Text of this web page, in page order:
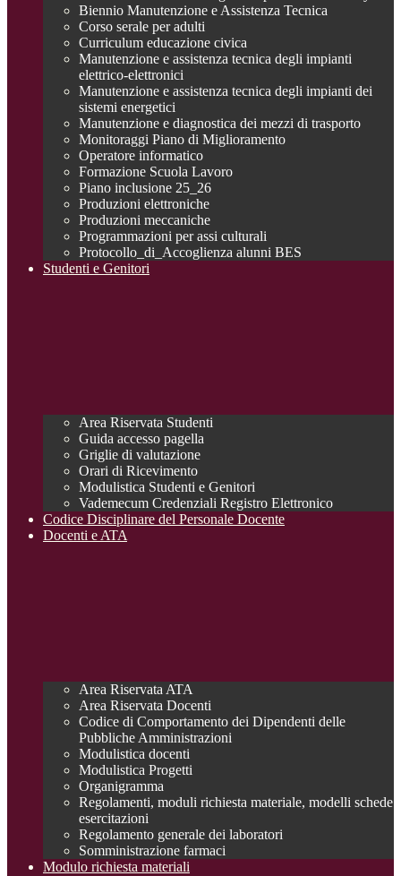
Biennio Manutenzione e Assistenza Tecnica
Corso serale per adulti
Curriculum educazione civica
Manutenzione e assistenza tecnica degli impianti
elettrico-elettronici
Manutenzione e assistenza tecnica degli impianti dei
sistemi energetici
Manutenzione e diagnostica dei mezzi di trasporto
Monitoraggi Piano di Miglioramento
Operatore informatico
Formazione Scuola Lavoro
Piano inclusione 25_26
Produzioni elettroniche
Produzioni meccaniche
Programmazioni per assi culturali
Protocollo_di_Accoglienza alunni BES
Studenti e Genitori
Area Riservata Studenti
Guida accesso pagella
Griglie di valutazione
Orari di Ricevimento
Modulistica Studenti e Genitori
Vademecum Credenziali Registro Elettronico
Codice Disciplinare del Personale Docente
Docenti e ATA
Area Riservata ATA
Area Riservata Docenti
Codice di Comportamento dei Dipendenti delle
Pubbliche Amministrazioni
Modulistica docenti
Modulistica Progetti
Organigramma
Regolamenti, moduli richiesta materiale, modelli schede
esercitazioni
Regolamento generale dei laboratori
Somministrazione farmaci
Modulo richiesta materiali